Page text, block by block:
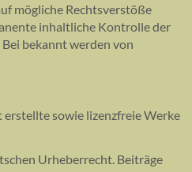
mögliche Rechtsverstöße
inhaltliche Kontrolle der
bekannt werden von
erstellte sowie lizenzfreie Werke
Urheberrecht. Beiträge